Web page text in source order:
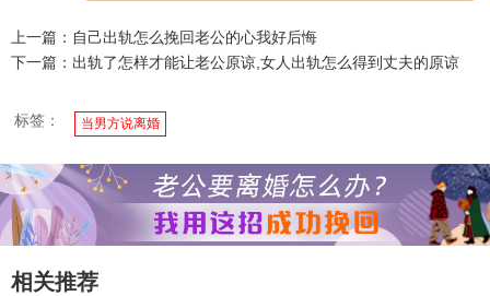
上一篇：自己出轨怎么挽回老公的心我好后悔
下一篇：出轨了怎样才能让老公原谅,女人出轨怎么得到丈夫的原谅
标签： 当男方说离婚
相关推荐